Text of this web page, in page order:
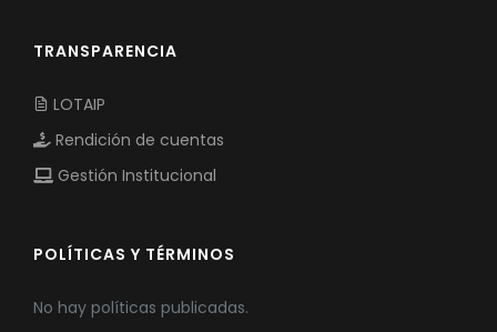
TRANSPARENCIA
LOTAIP
Rendición de cuentas
Gestión Institucional
POLÍTICAS Y TÉRMINOS
No hay políticas publicadas.